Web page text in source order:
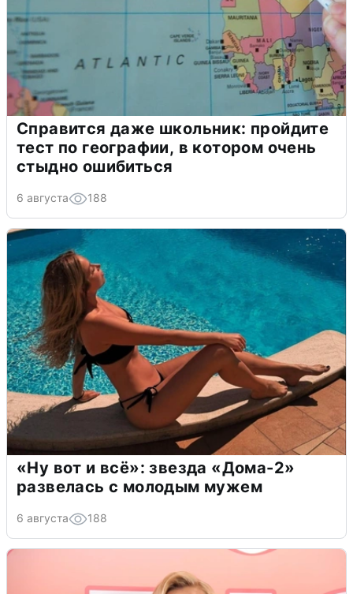
Справится даже школьник: пройдите
тест по географии, в котором очень
стыдно ошибиться
6 августа 188
«Ну вот и всё»: звезда «Дома-2»
развелась с молодым мужем
6 августа 188